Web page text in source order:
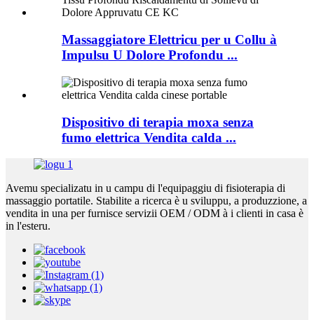
Massaggiatore Elettricu per u Collu à
Impulsu U Dolore Profondu ...
Dispositivo di terapia moxa senza
fumo elettrica Vendita calda ...
Avemu specializatu in u campu di l'equipaggiu di fisioterapia di
massaggio portatile. Stabilite a ricerca è u sviluppu, a produzzione, a
vendita in una per furnisce servizii OEM / ODM à i clienti in casa è
in l'esteru.